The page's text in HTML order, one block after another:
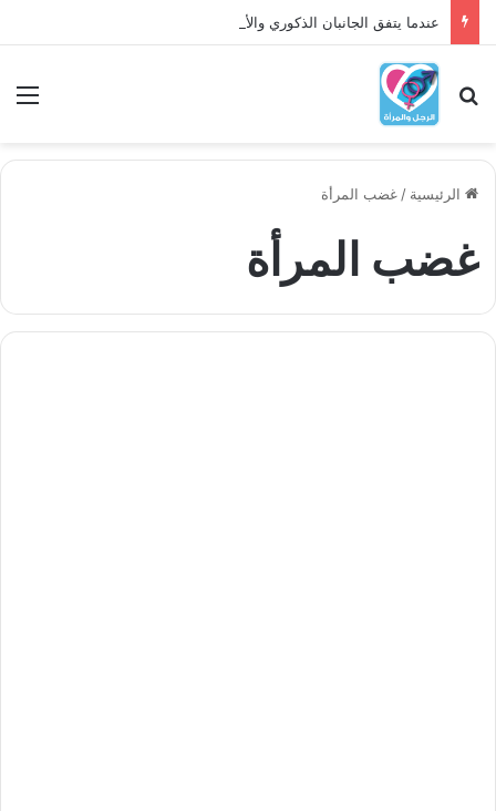
عندما يتفق الجانبان الذكوري والأنثوي داخلنا، ما الذي يحدث؟
بحث عن
الرئيسية / غضب المرأة
غضب المرأة